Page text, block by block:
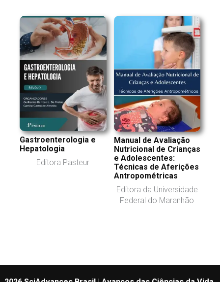
Gastroenterologia e
Hepatologia
Editora Pasteur
Manual de Avaliação
Nutricional de Crianças
e Adolescentes:
Técnicas de Aferições
Antropométricas
Editora da Universidade
Federal do Maranhão